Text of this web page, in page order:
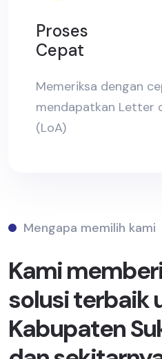
Proses
Cepat
Memeriksa dengan
mendapatkan Letter
(LoA)
Mengapa memilih kami
Kami
solusi terbaik
Kabupaten